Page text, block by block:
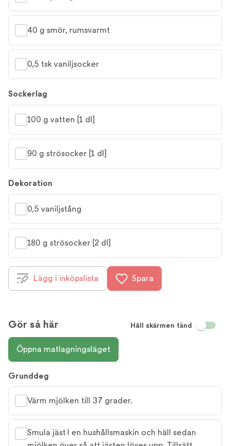
40 g smör, rumsvarmt
0,5 tsk vaniljsocker
Sockerlag
100 g vatten [1 dl]
90 g strösocker [1 dl]
Dekoration
0,5 vaniljstång
180 g strösocker [2 dl]
Lägg i inköpslista Spara
Gör så här Håll skärmen tänd
Öppna matlagningsläget
Grunddeg
Värm mjölken till 37 grader.
Smula jäst I en hushållsmaskin och häll sedan